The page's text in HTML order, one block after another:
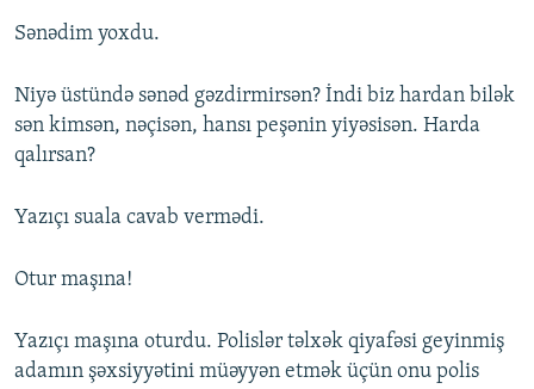
Sənədim yoxdu.
Niyə üstündə sənəd gəzdirmirsən? İndi biz hardan bilək
sən kimsən, nəçisən, hansı peşənin yiyəsisən. Harda
qalırsan?
Yazıçı suala cavab vermədi.
Otur maşına!
Yazıçı maşına oturdu. Polislər təlxək qiyafəsi geyinmiş
adamın şəxsiyyətini müəyyən etmək üçün onu polis